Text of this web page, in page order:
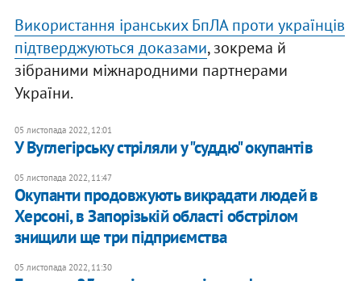
Використання іранських БпЛА проти українців
підтверджуються доказами, зокрема й
зібраними міжнародними партнерами
України.
05 листопада 2022, 12:01
У Вуглегірську стріляли у "суддю" окупантів
05 листопада 2022, 11:47
Окупанти продовжують викрадати людей в
Херсоні, в Запорізькій області обстрілом
знищили ще три підприємства
05 листопада 2022, 11:30